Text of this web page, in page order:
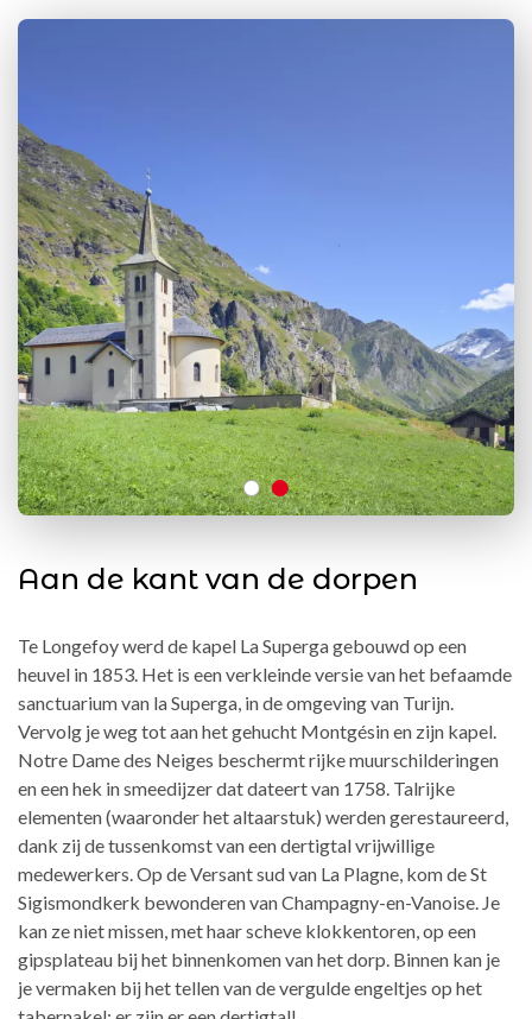
Aan de kant van de dorpen
Te Longefoy werd de kapel La Superga gebouwd op een
heuvel in 1853. Het is een verkleinde versie van het befaamde
sanctuarium van la Superga, in de omgeving van Turijn.
Vervolg je weg tot aan het gehucht Montgésin en zijn kapel.
Notre Dame des Neiges beschermt rijke muurschilderingen
en een hek in smeedijzer dat dateert van 1758. Talrijke
elementen (waaronder het altaarstuk) werden gerestaureerd,
dank zij de tussenkomst van een dertigtal vrijwillige
medewerkers. Op de Versant sud van La Plagne, kom de St
Sigismondkerk bewonderen van Champagny-en-Vanoise. Je
kan ze niet missen, met haar scheve klokkentoren, op een
gipsplateau bij het binnenkomen van het dorp. Binnen kan je
je vermaken bij het tellen van de vergulde engeltjes op het